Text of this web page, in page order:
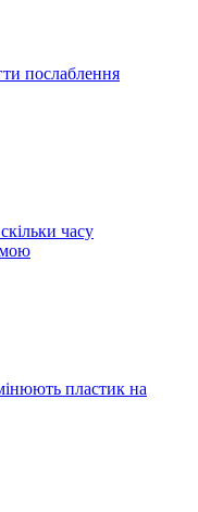
послаблення
часу
пластик на